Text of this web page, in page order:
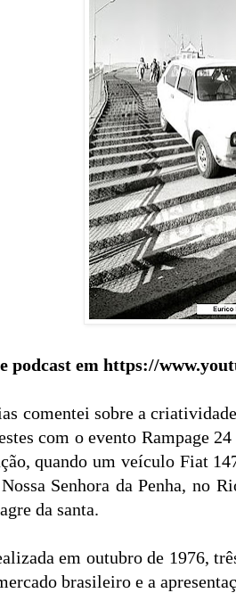
podcast em https://
comentei sobre a
com o evento Rampage
quando um veículo Fiat
Senhora da Penha, no
da santa.
em outubro de 1976,
brasileiro e a